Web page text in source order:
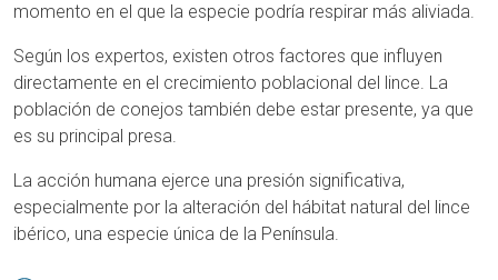
momento en el que la especie podría respirar más aliviada.
Según los expertos, existen otros factores que influyen
directamente en el crecimiento poblacional del lince. La
población de conejos también debe estar presente, ya que
es su principal presa.
La acción humana ejerce una presión significativa,
especialmente por la alteración del hábitat natural del lince
ibérico, una especie única de la Península.